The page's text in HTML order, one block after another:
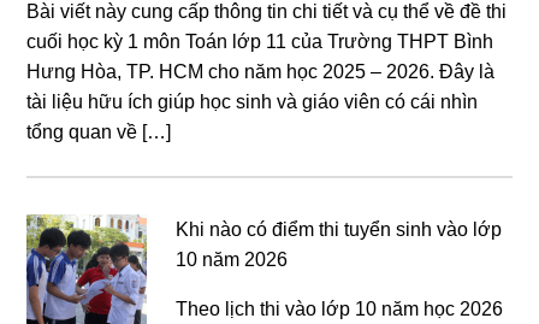
Bài viết này cung cấp thông tin chi tiết và cụ thể về đề thi
cuối học kỳ 1 môn Toán lớp 11 của Trường THPT Bình
Hưng Hòa, TP. HCM cho năm học 2025 – 2026. Đây là
tài liệu hữu ích giúp học sinh và giáo viên có cái nhìn
tổng quan về […]
Khi nào có điểm thi tuyển sinh vào lớp
10 năm 2026
Theo lịch thi vào lớp 10 năm học 2026